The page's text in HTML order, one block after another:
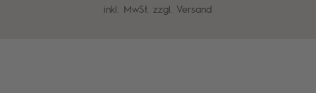
inkl. MwSt. zzgl. Versand